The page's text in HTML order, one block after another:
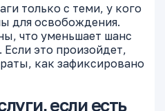
только с теми, у кого
для освобождения.
что уменьшает шанс
это произойдет,
как зафиксировано
если есть